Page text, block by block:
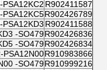
R902411587
R902426789
PSA12KC5
R902411588
R902426836
-SO479
R902426834
-SO479
R910983866
PSA12N00
R910999216
-SO479